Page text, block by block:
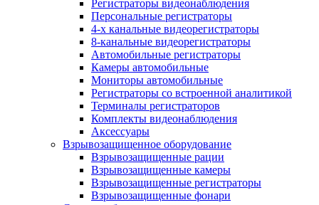
Регистраторы видеонаблюдения
Персональные регистраторы
4-х канальные видеорегистраторы
8-канальные видеорегистраторы
Автомобильные регистраторы
Камеры автомобильные
Мониторы автомобильные
Регистраторы со встроенной аналитикой
Терминалы регистраторов
Комплекты видеонаблюдения
Аксессуары
Взрывозащищенное оборудование
Взрывозащищенные рации
Взрывозащищенные камеры
Взрывозащищенные регистраторы
Взрывозащищенные фонари